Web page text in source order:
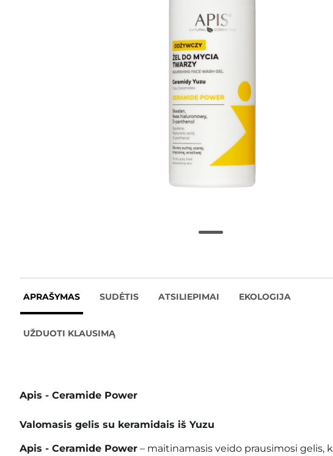
APRAŠYMAS SUDĖTIS ATSILIEPIMAI EKOLOGIJA
UŽDUOTI KLAUSIMĄ
Apis - Ceramide Power
Valomasis gelis su keramidais iš Yuzu
Apis - Ceramide Power – maitinamasis veido prausimosi gelis,